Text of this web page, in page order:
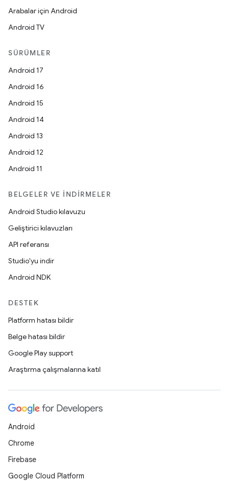
Arabalar için Android
Android TV
SÜRÜMLER
Android 17
Android 16
Android 15
Android 14
Android 13
Android 12
Android 11
BELGELER VE İNDIRMELER
Android Studio kılavuzu
Geliştirici kılavuzları
API referansı
Studio'yu indir
Android NDK
DESTEK
Platform hatası bildir
Belge hatası bildir
Google Play support
Araştırma çalışmalarına katıl
Android
Chrome
Firebase
Google Cloud Platform